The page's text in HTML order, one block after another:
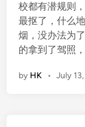
校都有潜规则
最抠了，什么
烟，没办法为
的拿到了驾照
by HK • July